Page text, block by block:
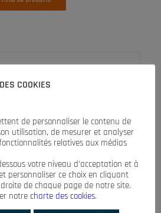
COOKIES
de personnaliser le contenu de
utilisation, de mesurer et analyser
relatives aux médias
votre niveau d’acceptation et à
personnaliser ce choix en cliquant
de chaque page de notre site.
notre charte des cookies.